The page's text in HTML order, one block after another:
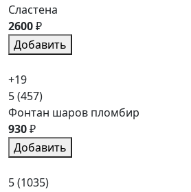
Сластена
2600₽
Добавить
+19
5(457)
Фонтан шаров пломбир
930₽
Добавить
5(1035)